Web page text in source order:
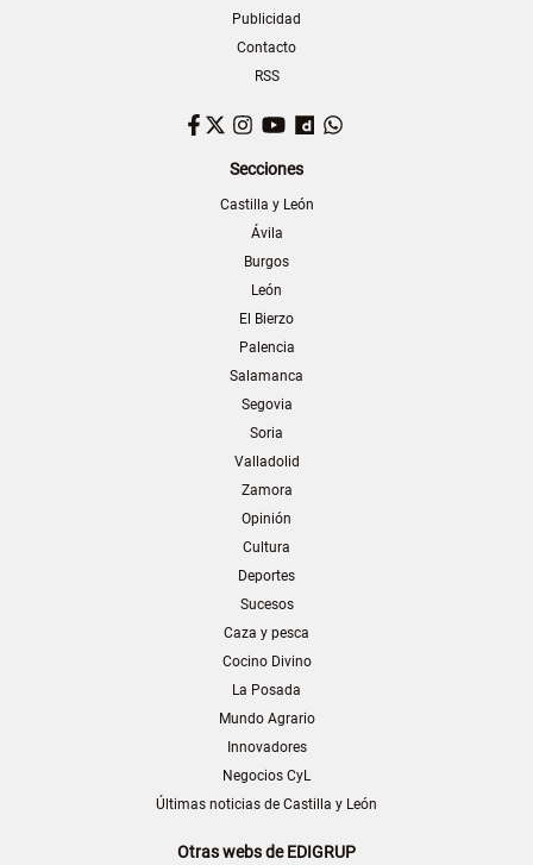
Publicidad
Contacto
RSS
Facebook
TwitterInstagram
YouTubeDailymotion
Secciones
Castilla y León
Ávila
Burgos
León
El Bierzo
Palencia
Salamanca
Segovia
Soria
Valladolid
Zamora
Opinión
Cultura
Deportes
Sucesos
Caza y pesca
Cocino Divino
La Posada
Mundo Agrario
Innovadores
Negocios CyL
Últimas noticias de Castilla y León
Otras webs de EDIGRUP